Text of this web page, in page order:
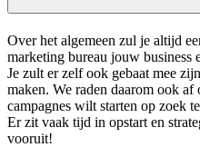
Over het algemeen zul je altijd
marketing bureau jouw business
Je zult er zelf ook gebaat mee
maken. We raden daarom ook
campagnes wilt starten op zoek
Er zit vaak tijd in opstart en
vooruit!